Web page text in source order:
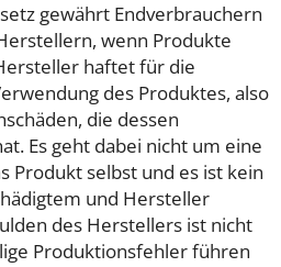
gewährt Endverbrauchern
wenn Produkte
haftet für die
des Produktes, also
die dessen
Es geht dabei nicht um eine
Produkt selbst und es ist kein
und Hersteller
des Herstellers ist nicht
Produktionsfehler führen